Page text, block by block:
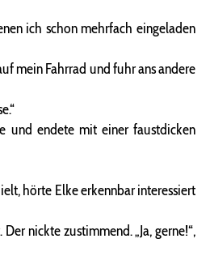
ich schon mehrfach eingeladen
mein Fahrrad und fuhr ans andere
und endete mit einer faustdicken
hörte Elke erkennbar interessiert
nickte zustimmend. „Ja, gerne!“,